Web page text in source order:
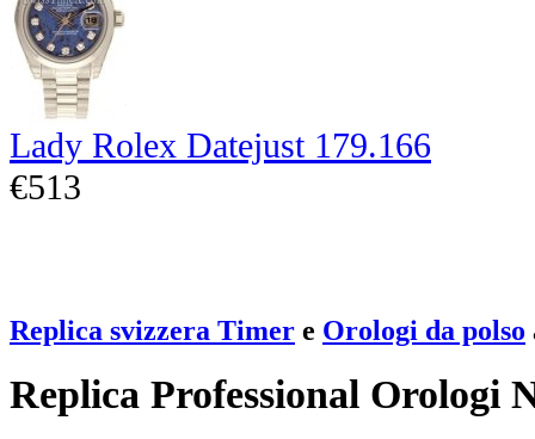
Lady Rolex Datejust 179.166
€513
Replica svizzera Timer e Orologi da polso
Replica Professional Orologi